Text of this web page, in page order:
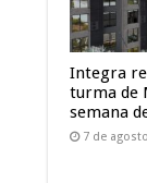
Integra
turma de
semana
7 de